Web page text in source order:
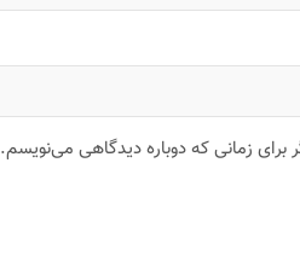
برای زمانی که دوباره دیدگاهی می‌نویسم.